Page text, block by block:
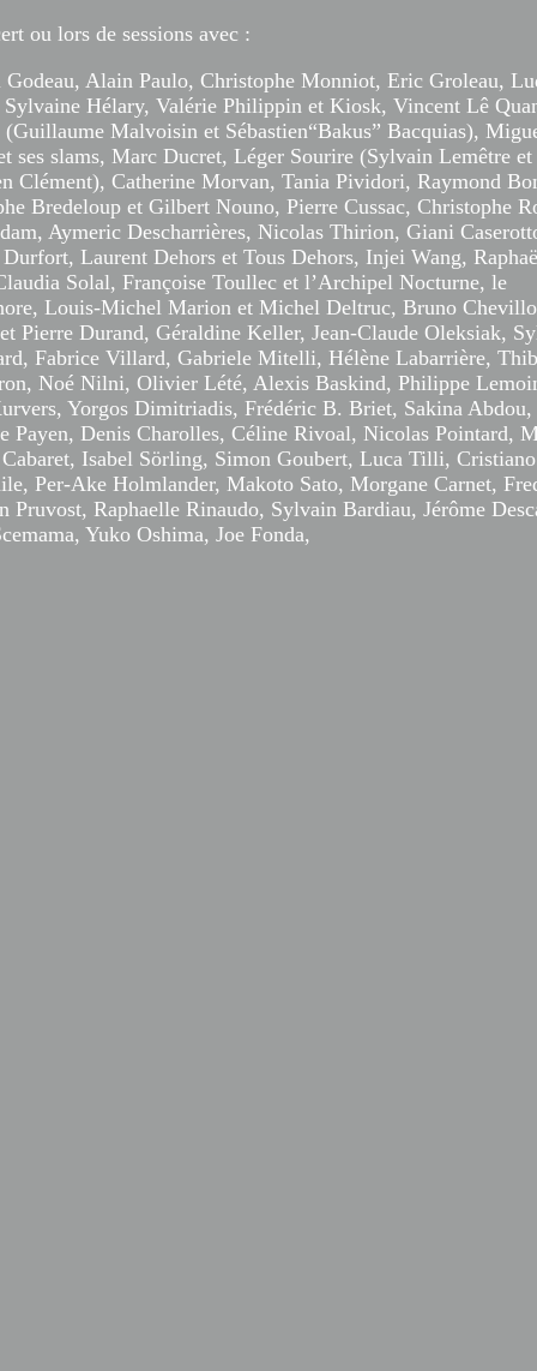
ou lors de sessions avec :
Godeau, Alain Paulo, Christophe Monniot, Eric Groleau,
Hélary, Valérie Philippin et Kiosk, Vincent Lê
Malvoisin et Sébastien“Bakus” Bacquias),
ses slams, Marc Ducret, Léger Sourire (Sylvain Lemêtre et
Clément), Catherine Morvan, Tania Pividori, Raymond
Bredeloup et Gilbert Nouno, Pierre Cussac, Christophe
Aymeric Descharrières, Nicolas Thirion, Giani
Durfort, Laurent Dehors et Tous Dehors, Injei Wang,
Solal, Françoise Toullec et l’Archipel Nocturne, le
Louis-Michel Marion et Michel Deltruc, Bruno
Pierre Durand, Géraldine Keller, Jean-Claude Oleksiak,
Fabrice Villard, Gabriele Mitelli, Hélène Labarrière,
Noé Nilni, Olivier Lété, Alexis Baskind, Philippe
Yorgos Dimitriadis, Frédéric B. Briet, Sakina Abdou,
Payen, Denis Charolles, Céline Rivoal, Nicolas Pointard,
Isabel Sörling, Simon Goubert, Luca Tilli, Cristiano
Per-Ake Holmlander, Makoto Sato, Morgane Carnet,
Pruvost, Raphaelle Rinaudo, Sylvain Bardiau, Jérôme
Yuko Oshima, Joe Fonda,